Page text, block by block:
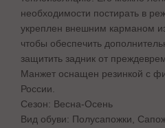
необходимости постирать в
укреплен внешним карманом из
чтобы обеспечить
защитить задник от
Манжет оснащен резинкой с
России.
Сезон: Весна-Осень
Вид обуви: Полусапожки,